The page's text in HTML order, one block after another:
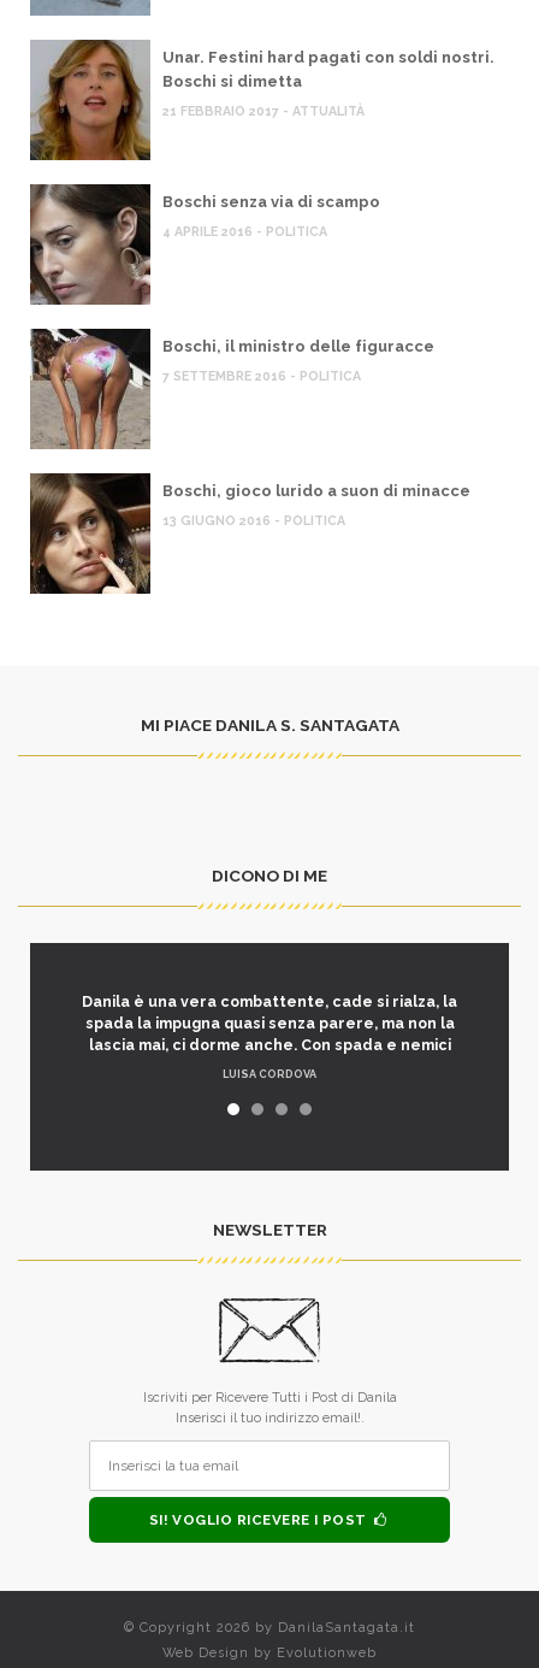
Unar. Festini hard pagati con soldi nostri.
Boschi si dimetta
21 FEBBRAIO 2017 - ATTUALITÀ
Boschi senza via di scampo
4 APRILE 2016 - POLITICA
Boschi, il ministro delle figuracce
7 SETTEMBRE 2016 - POLITICA
Boschi, gioco lurido a suon di minacce
13 GIUGNO 2016 - POLITICA
MI PIACE DANILA S. SANTAGATA
DICONO DI ME
Danila è una vera combattente, cade si rialza, la
spada la impugna quasi senza parere, ma non la
lascia mai, ci dorme anche. Con spada e nemici
LUISA CORDOVA
NEWSLETTER
Iscriviti per Ricevere Tutti i Post di Danila
Inserisci il tuo indirizzo email!.
SI! VOGLIO RICEVERE I POST
© Copyright 2026 by DanilaSantagata.it
Web Design by Evolutionweb